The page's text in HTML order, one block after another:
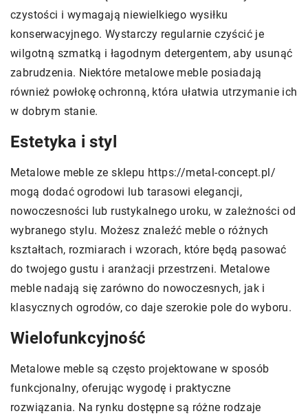
czystości i wymagają niewielkiego wysiłku
konserwacyjnego. Wystarczy regularnie czyścić je
wilgotną szmatką i łagodnym detergentem, aby usunąć
zabrudzenia. Niektóre metalowe meble posiadają
również powłokę ochronną, która ułatwia utrzymanie ich
w dobrym stanie.
Estetyka i styl
Metalowe meble ze sklepu https://metal-concept.pl/
mogą dodać ogrodowi lub tarasowi elegancji,
nowoczesności lub rustykalnego uroku, w zależności od
wybranego stylu. Możesz znaleźć meble o różnych
kształtach, rozmiarach i wzorach, które będą pasować
do twojego gustu i aranżacji przestrzeni. Metalowe
meble nadają się zarówno do nowoczesnych, jak i
klasycznych ogrodów, co daje szerokie pole do wyboru.
Wielofunkcyjność
Metalowe meble są często projektowane w sposób
funkcjonalny, oferując wygodę i praktyczne
rozwiązania. Na rynku dostępne są różne rodzaje